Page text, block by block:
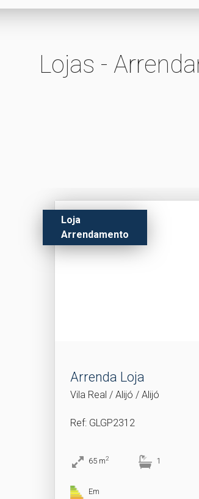
Lojas -
Loja
Arrendamento
Arrenda Loja
Vila Real / Alijó / Alijó
Ref: GLGP2312
65 m2 1
Em